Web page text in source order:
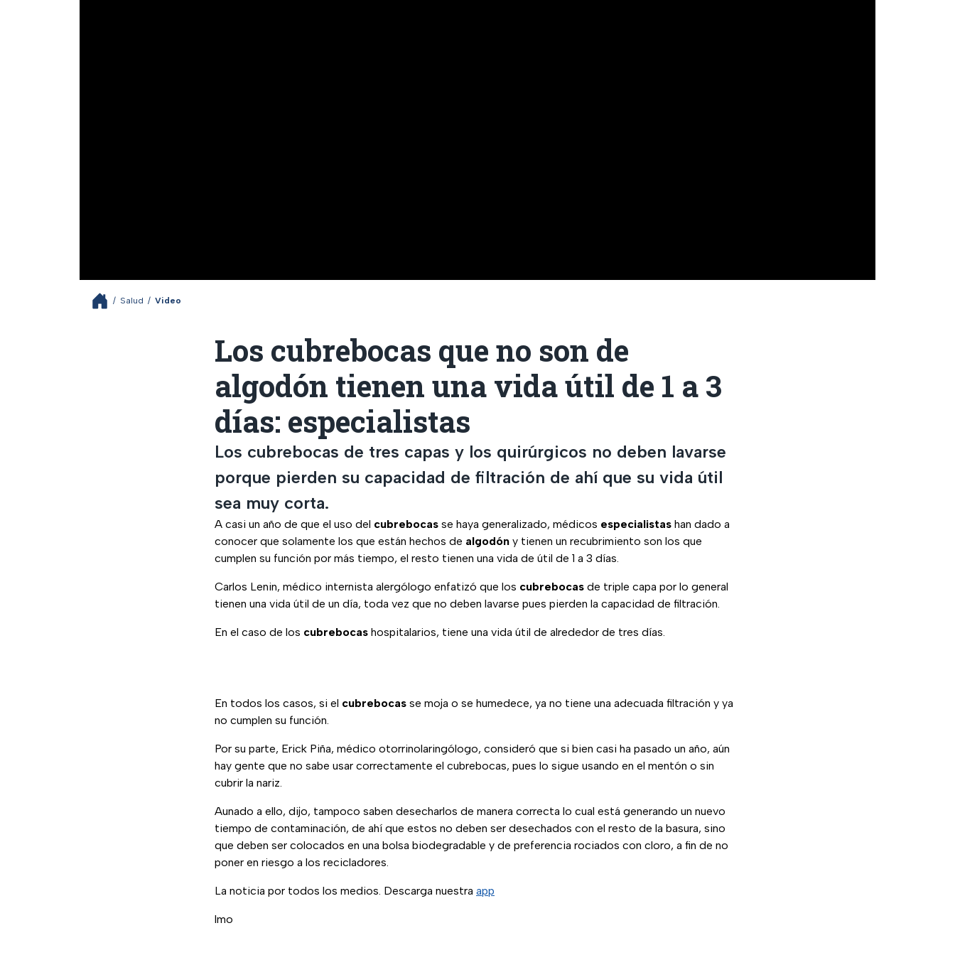
/ Salud / Video
Los cubrebocas que no son de
algodón tienen una vida útil de 1 a 3
días: especialistas
Los cubrebocas de tres capas y los quirúrgicos no deben lavarse
porque pierden su capacidad de filtración de ahí que su vida útil
sea muy corta.
A casi un año de que el uso del cubrebocas se haya generalizado, médicos especialistas han dado a
conocer que solamente los que están hechos de algodón y tienen un recubrimiento son los que
cumplen su función por más tiempo, el resto tienen una vida de útil de 1 a 3 días.
Carlos Lenin, médico internista alergólogo enfatizó que los cubrebocas de triple capa por lo general
tienen una vida útil de un día, toda vez que no deben lavarse pues pierden la capacidad de filtración.
En el caso de los cubrebocas hospitalarios, tiene una vida útil de alrededor de tres días.
En todos los casos, si el cubrebocas se moja o se humedece, ya no tiene una adecuada filtración y ya
no cumplen su función.
Por su parte, Erick Piña, médico otorrinolaringólogo, consideró que si bien casi ha pasado un año, aún
hay gente que no sabe usar correctamente el cubrebocas, pues lo sigue usando en el mentón o sin
cubrir la nariz.
Aunado a ello, dijo, tampoco saben desecharlos de manera correcta lo cual está generando un nuevo
tiempo de contaminación, de ahí que estos no deben ser desechados con el resto de la basura, sino
que deben ser colocados en una bolsa biodegradable y de preferencia rociados con cloro, a fin de no
poner en riesgo a los recicladores.
La noticia por todos los medios. Descarga nuestra app
lmo